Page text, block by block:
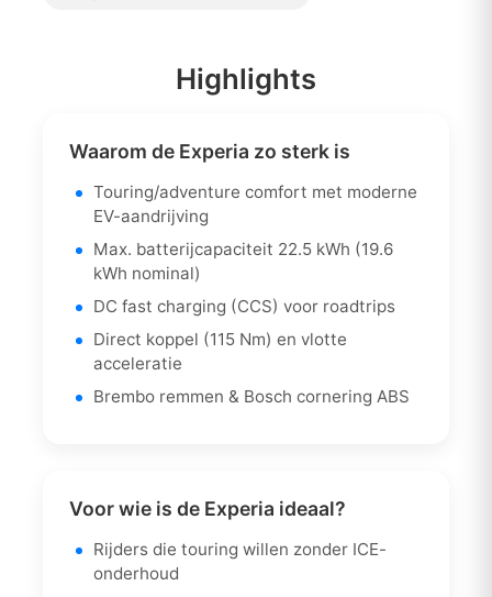
Highlights
Waarom de Experia zo sterk is
Touring/adventure comfort met moderne
EV-aandrijving
Max. batterijcapaciteit 22.5 kWh (19.6
kWh nominal)
DC fast charging (CCS) voor roadtrips
Direct koppel (115 Nm) en vlotte
acceleratie
Brembo remmen & Bosch cornering ABS
Voor wie is de Experia ideaal?
Rijders die touring willen zonder ICE-
onderhoud